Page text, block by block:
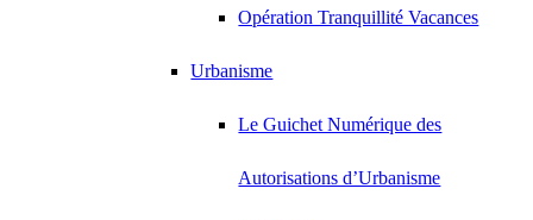
Opération Tranquillité Vacances
Urbanisme
Le Guichet Numérique des
Autorisations d’Urbanisme